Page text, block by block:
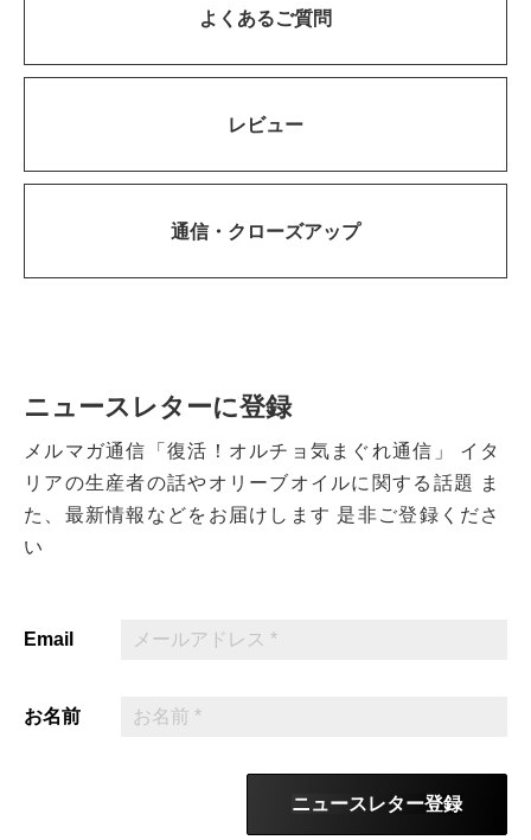
よくあるご質問
レビュー
通信・ クローズアップ
ニュースレターに登録
メルマガ通信「復活！オルチョ気まぐれ通信」
イタ
リアの生産者の話やオリーブオイルに関する話題
ま
た、最新情報などをお届けします 是非ご登録くださ
い
Email
お名前
ニュースレター登録